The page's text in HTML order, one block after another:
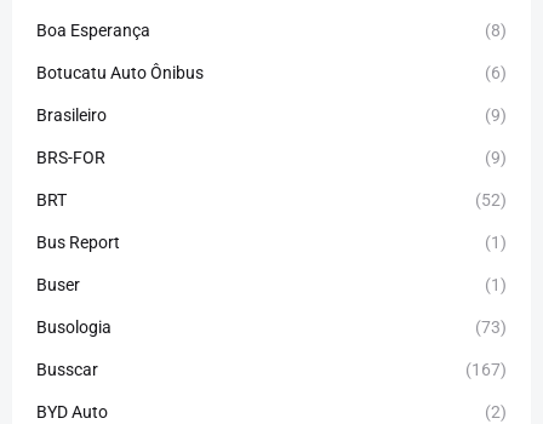
Boa Esperança (8)
Botucatu Auto Ônibus (6)
Brasileiro (9)
BRS-FOR (9)
BRT (52)
Bus Report (1)
Buser (1)
Busologia (73)
Busscar (167)
BYD Auto (2)